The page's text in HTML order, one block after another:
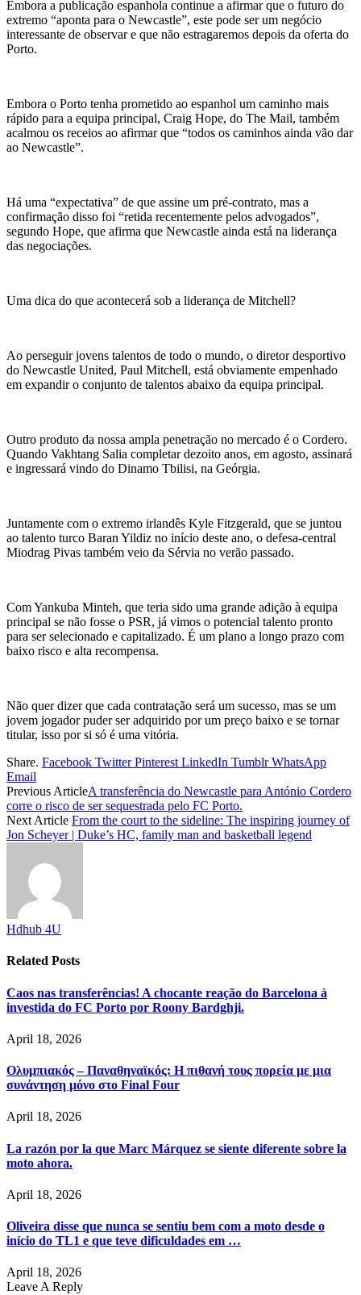
Embora a publicação espanhola continue a afirmar que o futuro do
extremo “aponta para o Newcastle”, este pode ser um negócio
interessante de observar e que não estragaremos depois da oferta do
Porto.
Embora o Porto tenha prometido ao espanhol um caminho mais
rápido para a equipa principal, Craig Hope, do The Mail, também
acalmou os receios ao afirmar que “todos os caminhos ainda vão dar
ao Newcastle”.
Há uma “expectativa” de que assine um pré-contrato, mas a
confirmação disso foi “retida recentemente pelos advogados”,
segundo Hope, que afirma que Newcastle ainda está na liderança
das negociações.
Uma dica do que acontecerá sob a liderança de Mitchell?
Ao perseguir jovens talentos de todo o mundo, o diretor desportivo
do Newcastle United, Paul Mitchell, está obviamente empenhado
em expandir o conjunto de talentos abaixo da equipa principal.
Outro produto da nossa ampla penetração no mercado é o Cordero.
Quando Vakhtang Salia completar dezoito anos, em agosto, assinará
e ingressará vindo do Dinamo Tbilisi, na Geórgia.
Juntamente com o extremo irlandês Kyle Fitzgerald, que se juntou
ao talento turco Baran Yildiz no início deste ano, o defesa-central
Miodrag Pivas também veio da Sérvia no verão passado.
Com Yankuba Minteh, que teria sido uma grande adição à equipa
principal se não fosse o PSR, já vimos o potencial talento pronto
para ser selecionado e capitalizado. É um plano a longo prazo com
baixo risco e alta recompensa.
Não quer dizer que cada contratação será um sucesso, mas se um
jovem jogador puder ser adquirido por um preço baixo e se tornar
titular, isso por si só é uma vitória.
Share. Facebook Twitter Pinterest LinkedIn Tumblr WhatsApp
Email
Previous ArticleA transferência do Newcastle para António Cordero
corre o risco de ser sequestrada pelo FC Porto.
Next Article From the court to the sideline: The inspiring journey of
Jon Scheyer | Duke’s HC, family man and basketball legend
Hdhub 4U
Related Posts
Caos nas transferências! A chocante reação do Barcelona à
investida do FC Porto por Roony Bardghji.
April 18, 2026
Ολυμπιακός – Παναθηναϊκός: Η πιθανή τους πορεία με μια
συνάντηση μόνο στο Final Four
April 18, 2026
La razón por la que Marc Márquez se siente diferente sobre la
moto ahora.
April 18, 2026
Oliveira disse que nunca se sentiu bem com a moto desde o
início do TL1 e que teve dificuldades em …
April 18, 2026
Leave A Reply